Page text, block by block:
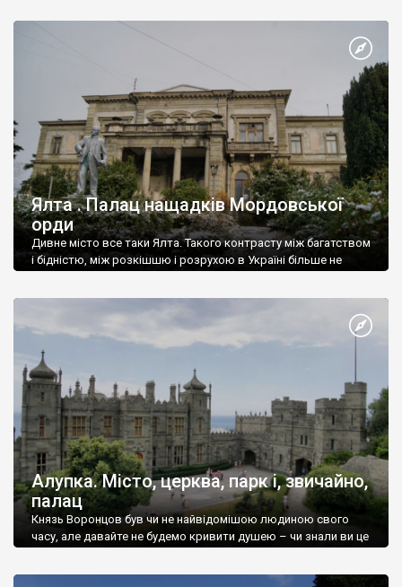
Ялта . Палац нащадків Мордовської
орди
Дивне місто все таки Ялта. Такого контрасту між багатством
і бідністю, між розкішшю і розрухою в Україні більше не
Алупка. Місто, церква, парк і, звичайно,
палац
Князь Воронцов був чи не найвідомішою людиною свого
часу, але давайте не будемо кривити душею – чи знали ви це